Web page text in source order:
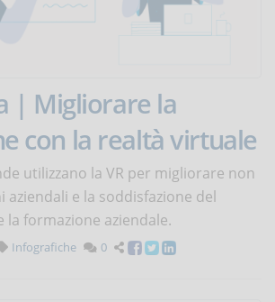
| Migliorare la
con la realtà virtuale
utilizzano la VR per migliorare non
aziendali e la soddisfazione del
la formazione aziendale.
Infografiche 0